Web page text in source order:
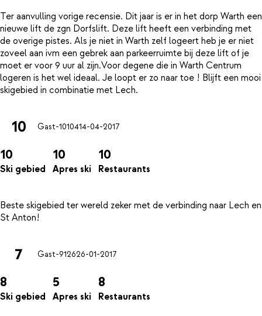
Ter aanvulling vorige recensie. Dit jaar is er in het dorp Warth een
nieuwe lift de zgn Dorfslift. Deze lift heeft een verbinding met
de overige pistes. Als je niet in Warth zelf logeert heb je er niet
zoveel aan ivm een gebrek aan parkeerruimte bij deze lift of je
moet er voor 9 uur al zijn.Voor degene die in Warth Centrum
logeren is het wel ideaal. Je loopt er zo naar toe ! Blijft een mooi
10 Gast-1010414-04-2017
10
Ski gebied
10
Apres ski
10
Restaurants
Beste skigebied ter wereld zeker met de verbinding naar Lech en
7 Gast-912626-01-2017
8
Ski gebied
5
Apres ski
8
Restaurants